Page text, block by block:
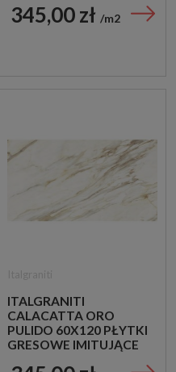
345,00 zł m2
ITALGRANITI
CALACATTA ORO
PULIDO 60X120 PŁYTKI
GRESOWE IMITUJĄCE